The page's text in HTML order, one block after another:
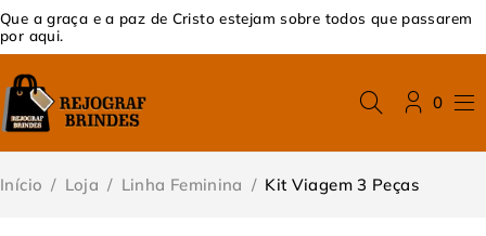
Que a graça e a paz de Cristo estejam sobre todos que passarem
por aqui.
0
Início / Loja / Linha Feminina / Kit Viagem 3 Peças